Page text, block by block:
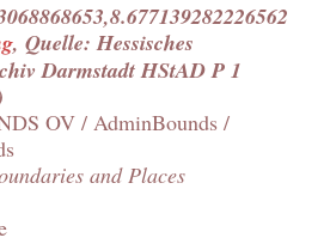
, Quelle: Hessisches
Darmstadt HStAD P 1
OV / AdminBounds /
and Places